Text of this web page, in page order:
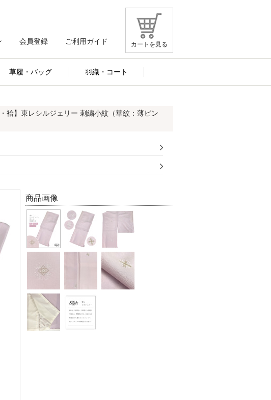
カートを見る
会員登録 ご利用ガイド
草履・バッグ 羽織・コート
袷】東レシルジェリー 刺繍小紋（華紋：薄ピン
商品画像